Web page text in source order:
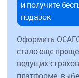
и получите
подарок
Оформить
стало еще
ведущих
платформе,